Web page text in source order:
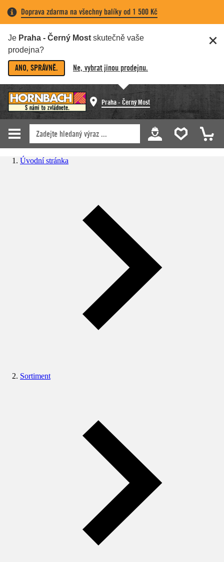
Doprava zdarma na všechny balíky od 1 500 Kč
Je Praha - Černý Most skutečně vaše
prodejna?
ANO, SPRÁVNĚ. Ne, vybrat jinou prodejnu.
Praha - Černý Most
Úvodní stránka
Sortiment